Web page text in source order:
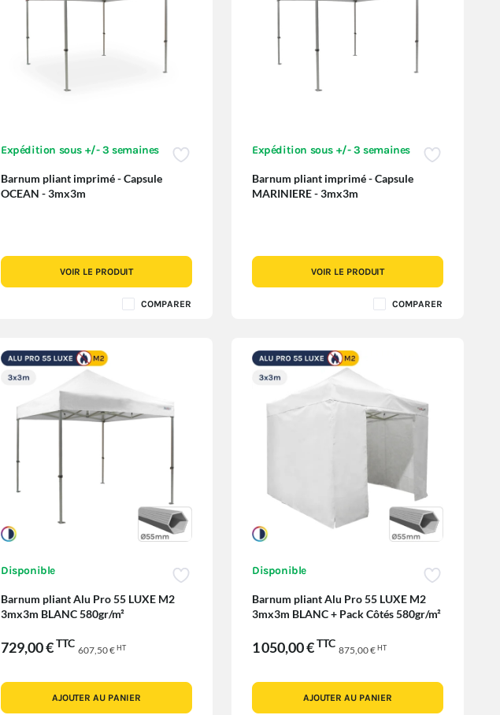
Expédition sous +/- 3 semaines
Barnum pliant imprimé - Capsule
OCEAN - 3mx3m
VOIR LE PRODUIT
COMPARER
Expédition sous +/- 3 semaines
Barnum pliant imprimé - Capsule
MARINIERE - 3mx3m
VOIR LE PRODUIT
COMPARER
Disponible
Barnum pliant Alu Pro 55 LUXE M2
3mx3m BLANC 580gr/m²
729,00 €TTC
607,50 €HT
AJOUTER AU PANIER
Disponible
Barnum pliant Alu Pro 55 LUXE M2
3mx3m BLANC + Pack Côtés 580gr/m²
1 050,00 €TTC
875,00 €HT
AJOUTER AU PANIER